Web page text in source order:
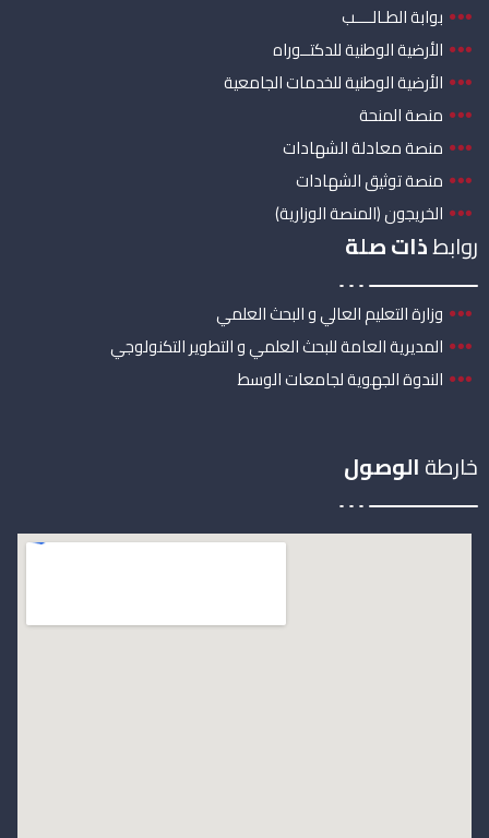
بوابة الطـالــــب
الأرضية الوطنية للدكتــوراه
الأرضية الوطنية للخدمات الجامعية
منصة المنحة
منصة معادلة الشهادات
منصة توثيق الشهادات
الخريجون (المنصة الوزارية)
روابطذات صلة
وزارة التعليم العالي و البحث العلمي
المديرية العامة للبحث العلمي و التطوير التكنولوجي
الندوة الجهوية لجامعات الوسط
خارطةالوصول